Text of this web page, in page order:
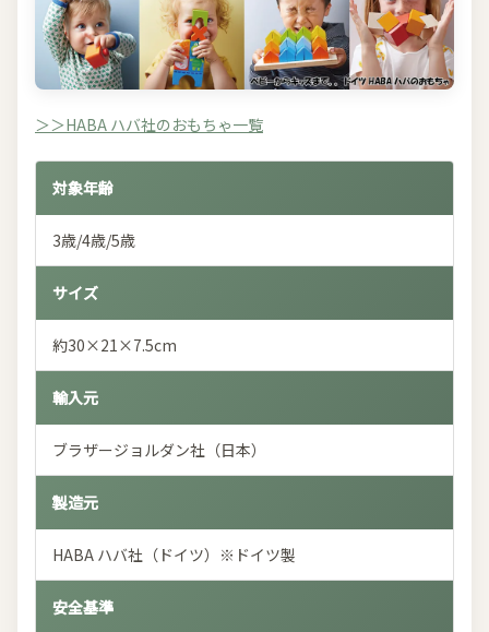
＞＞HABA ハバ社のおもちゃ一覧
対象年齢
3歳/4歳/5歳
サイズ
約30×21×7.5cm
輸入元
ブラザージョルダン社（日本）
製造元
HABA ハバ社（ドイツ）※ドイツ製
安全基準